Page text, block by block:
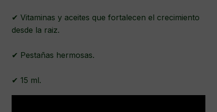
✔ Vitaminas y aceites que fortalecen el crecimiento
desde la raiz.
✔ Pestañas hermosas.
✔ 15 ml.